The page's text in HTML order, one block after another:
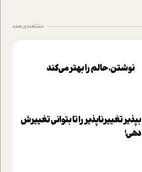
مشاهده ی همه
نوشتن، حالم را بهتر می‌کند
بپذير تغييرناپذير را تا بتواني تغييرش
دهي!‏